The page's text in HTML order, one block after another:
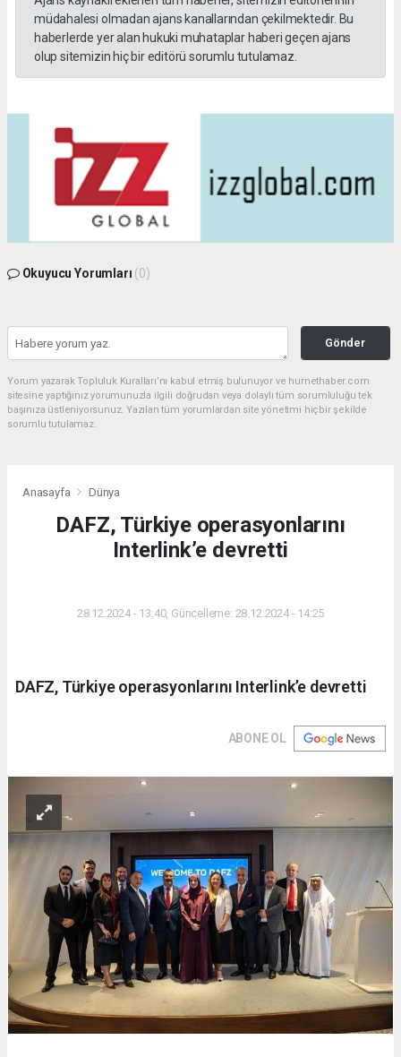
müdahalesi olmadan ajans kanallarından çekilmektedir. Bu
haberlerde yer alan hukuki muhataplar haberi geçen ajans
olup sitemizin hiç bir editörü sorumlu tutulamaz.
Okuyucu Yorumları (0)
Gönder
Yorum yazarak Topluluk Kuralları’nı kabul etmiş bulunuyor ve hurnethaber.com
sitesine yaptığınız yorumunuzla ilgili doğrudan veya dolaylı tüm sorumluluğu tek
başınıza üstleniyorsunuz. Yazılan tüm yorumlardan site yönetimi hiçbir şekilde
sorumlu tutulamaz.
Anasayfa Dünya
DAFZ, Türkiye operasyonlarını
Interlink’e devretti
28.12.2024 - 13:40, Güncelleme: 28.12.2024 - 14:25
DAFZ, Türkiye operasyonlarını Interlink’e devretti
ABONE OL